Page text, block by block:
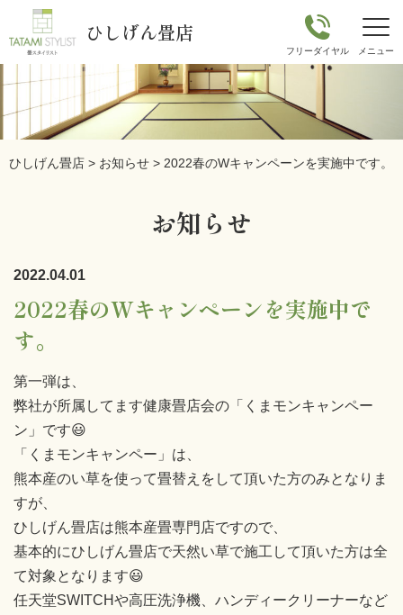
ひしげん畳店
ひしげん畳店 > お知らせ > 2022春のWキャンペーンを実施中です。
お知らせ
2022.04.01
2022春のWキャンペーンを実施中で
す。
第一弾は、
弊社が所属してます健康畳店会の「くまモンキャンペー
ン」です😃
「くまモンキャンペー」は、
熊本産のい草を使って畳替えをして頂いた方のみとなりま
すが、
ひしげん畳店は熊本産畳専門店ですので、
基本的にひしげん畳店で天然い草で施工して頂いた方は全
て対象となります😃
任天堂SWITCHや高圧洗浄機、ハンディークリーナーなど